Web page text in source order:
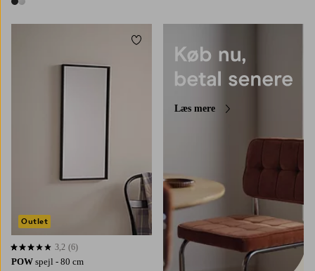
2 farver
POW spejl - 80 cm
3,2 baseret på 6 bedømmelser
3,2 (6)
Outlet
Tilføj til favoritter
Læs mere